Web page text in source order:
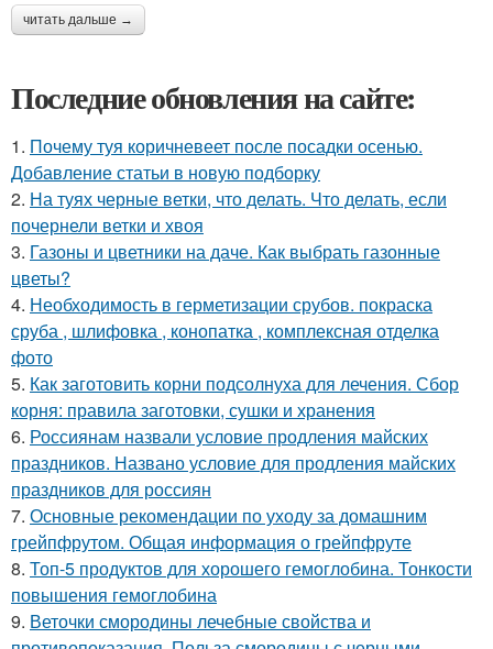
читать дальше →
Последние обновления на сайте:
1. Почему туя коричневеет после посадки осенью.
Добавление статьи в новую подборку
2. На туях черные ветки, что делать. Что делать, если
почернели ветки и хвоя
3. Газоны и цветники на даче. Как выбрать газонные
цветы?
4. Необходимость в герметизации срубов. покраска
сруба , шлифовка , конопатка , комплексная отделка
фото
5. Как заготовить корни подсолнуха для лечения. Сбор
корня: правила заготовки, сушки и хранения
6. Россиянам назвали условие продления майских
праздников. Названо условие для продления майских
праздников для россиян
7. Основные рекомендации по уходу за домашним
грейпфрутом. Общая информация о грейпфруте
8. Топ-5 продуктов для хорошего гемоглобина. Тонкости
повышения гемоглобина
9. Веточки смородины лечебные свойства и